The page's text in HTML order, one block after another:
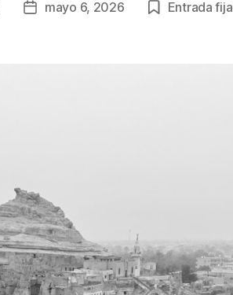
Fechamayo 6, 2026 Entrada fija